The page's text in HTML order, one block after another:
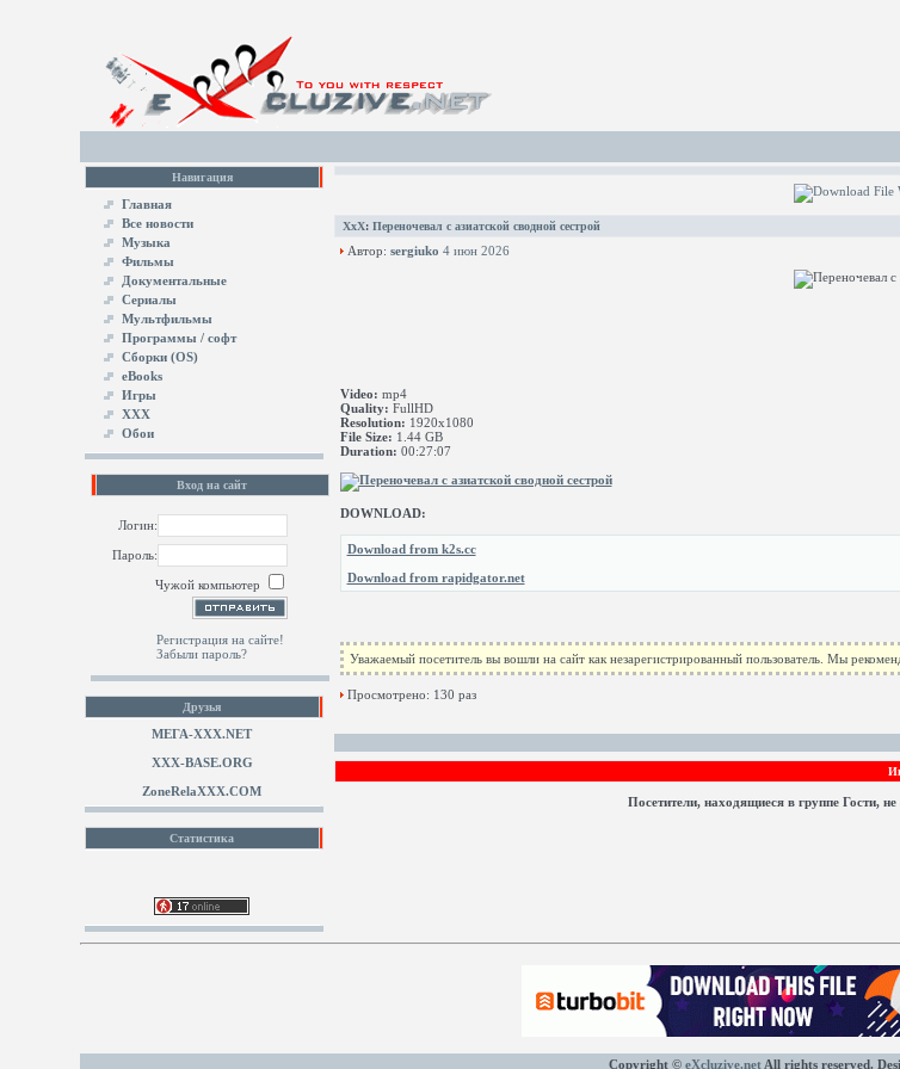
Навигация
Главная
Все новости
Музыка
Фильмы
Документальные
Сериалы
Мультфильмы
Программы / софт
Сборки (OS)
eBooks
Игры
XXX
Обои
Вход на сайт
Логин:
Пароль:
Чужой компьютер
Регистрация на сайте!
Забыли пароль?
Друзья
МЕГА-ХХХ.NET
XXX-BASE.ORG
ZoneRelaXXX.COM
Статистика
XxX: Переночевал с азиатской сводной сестрой
Автор: sergiuko 4 июн 2026
Video: mp4
Quality: FullHD
Resolution: 1920x1080
File Size: 1.44 GB
Duration: 00:27:07
DOWNLOAD:
Download from k2s.cc
Download from rapidgator.net
Уважаемый посетитель вы вошли на сайт как незарегистрированный пользователь. Мы
Просмотрено: 130 раз
Посетители, находящиеся в группе Гости, не
Copyright © eXcluzive.netAll rights reserved.